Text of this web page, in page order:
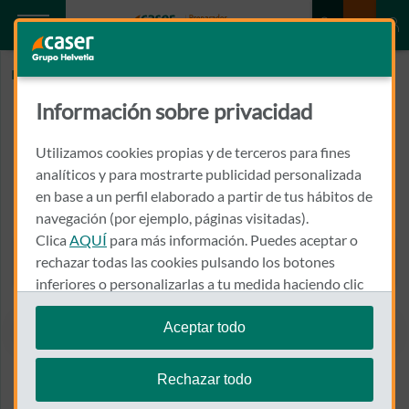
Inicio AMOROS MARTINEZ, CONCEPCION
AMOROS MARTINEZ,
CONCEPCION
JAIME II Nº 5
03660 - NOVELDA
965 603 450
Llamar a AMOROS
Ver el mapa en Google Maps
Información sobre privacidad
Utilizamos cookies propias y de terceros para fines
analíticos y para mostrarte publicidad personalizada
en base a un perfil elaborado a partir de tus hábitos de
navegación (por ejemplo, páginas visitadas).
Clica AQUÍ para más información. Puedes aceptar o
rechazar todas las cookies pulsando los botones
inferiores o personalizarlas a tu medida haciendo clic
en"configurar cookies".
Te recordamos que puedes modificar tus ajustes de
cookies en cualquier momento en la sección
Aceptar todo
Rechazar todo